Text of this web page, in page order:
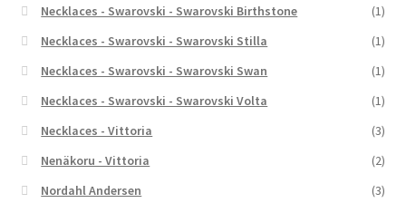
Necklaces - Swarovski - Swarovski Birthstone
(1)
Necklaces - Swarovski - Swarovski Stilla
(1)
Necklaces - Swarovski - Swarovski Swan
(1)
Necklaces - Swarovski - Swarovski Volta
(1)
Necklaces - Vittoria
(3)
Nenäkoru - Vittoria
(2)
Nordahl Andersen
(3)